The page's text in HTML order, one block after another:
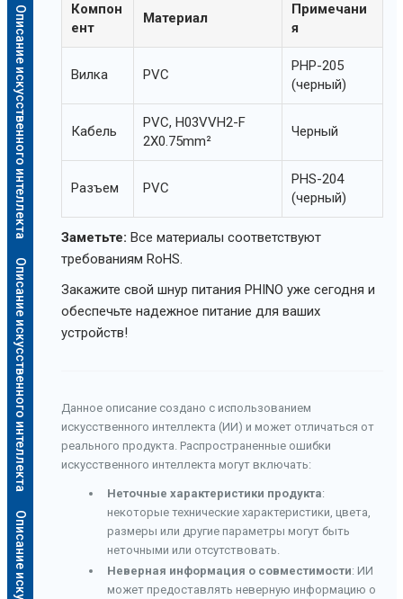
Описание искусственного интеллекта
Описание искусственного интеллекта
Компон
ент
Материал
Примечани
я
Вилка PVC
PHP-205
(черный)
Кабель
PVC, H03VVH2-F
2X0.75mm²
Черный
Разъем PVC
PHS-204
(черный)
Заметьте: Все материалы соответствуют
требованиям RoHS.
Закажите свой шнур питания PHINO уже сегодня и
обеспечьте надежное питание для ваших
устройств!
Данное описание создано с использованием
искусственного интеллекта (ИИ) и может отличаться от
реального продукта. Распространенные ошибки
искусственного интеллекта могут включать:
Неточные характеристики продукта:
некоторые технические характеристики, цвета,
размеры или другие параметры могут быть
неточными или отсутствовать.
Неверная информация о совместимости: ИИ
может предоставлять неверную информацию о